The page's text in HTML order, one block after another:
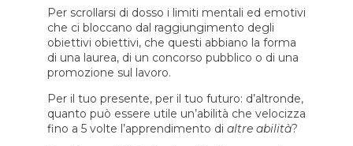
Per scrollarsi di dosso i limiti mentali ed emotivi
che ci bloccano dal raggiungimento degli
obiettivi obiettivi, che questi abbiano la forma
di una laurea, di un concorso pubblico o di una
promozione sul lavoro.
Per il tuo presente, per il tuo futuro: d’altronde,
quanto può essere utile un’abilità che velocizza
fino a 5 volte l’apprendimento di altre abilità?